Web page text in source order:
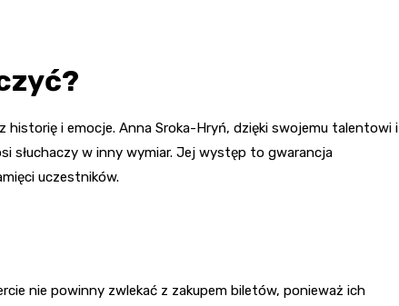
i emocje. Anna Sroka-Hryń, dzięki swojemu talentowi i
słuchaczy w inny wymiar. Jej występ to gwarancja
uczestników.
nie powinny zwlekać z zakupem biletów, ponieważ ich